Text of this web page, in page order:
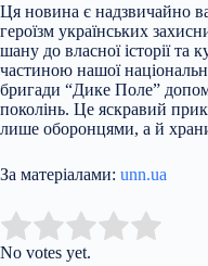
Ця новина є надзвичайно
героїзм українських
шану до власної історії та
частиною нашої
бригади “Дике Поле”
поколінь. Це яскравий
лише оборонцями, а й
За матеріалами: unn.ua
Rate this item:
No votes yet.